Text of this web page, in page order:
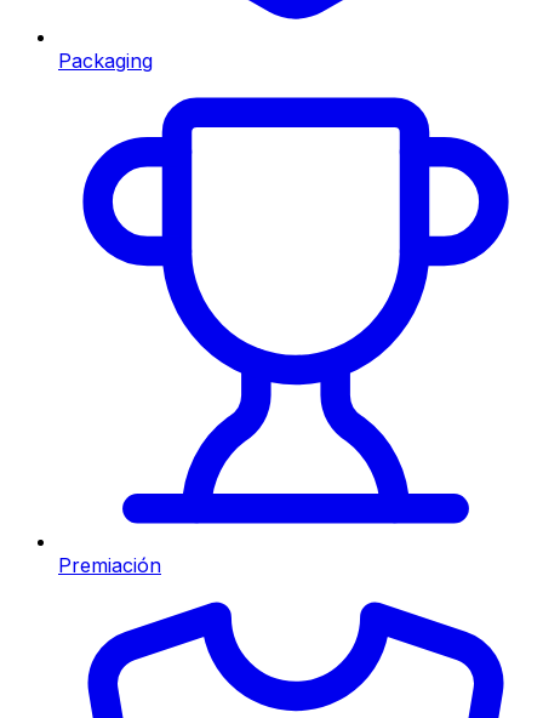
Packaging
Premiación